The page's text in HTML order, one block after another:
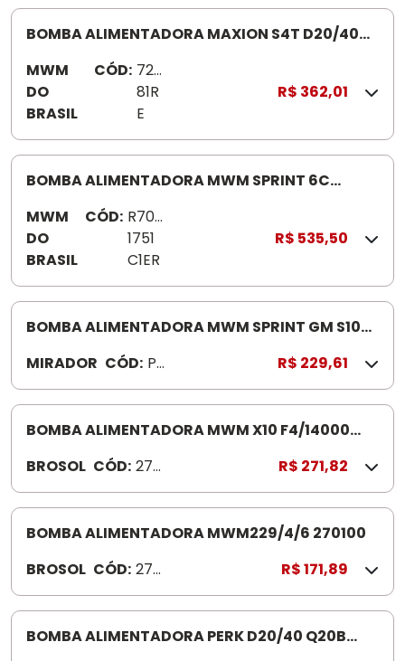
BOMBA ALIMENTADORA MAXION S4T D20/40
MWM
DO
BRASIL
CÓD: 720
81R
E
R$ 362,01
BOMBA ALIMENTADORA MWM SPRINT 6C
MWM
DO
BRASIL
CÓD: R700
1751
C1ER
R$ 535,50
BOMBA ALIMENTADORA MWM SPRINT GM S10
MIRADOR CÓD: PE
13
4
R$ 229,61
BOMBA ALIMENTADORA MWM X10 F4/14000
BROSOL CÓD: 270
200
R$ 271,82
BOMBA ALIMENTADORA MWM229/4/6 270100
BROSOL CÓD: 270
100
R$ 171,89
BOMBA ALIMENTADORA PERK D20/40 Q20B